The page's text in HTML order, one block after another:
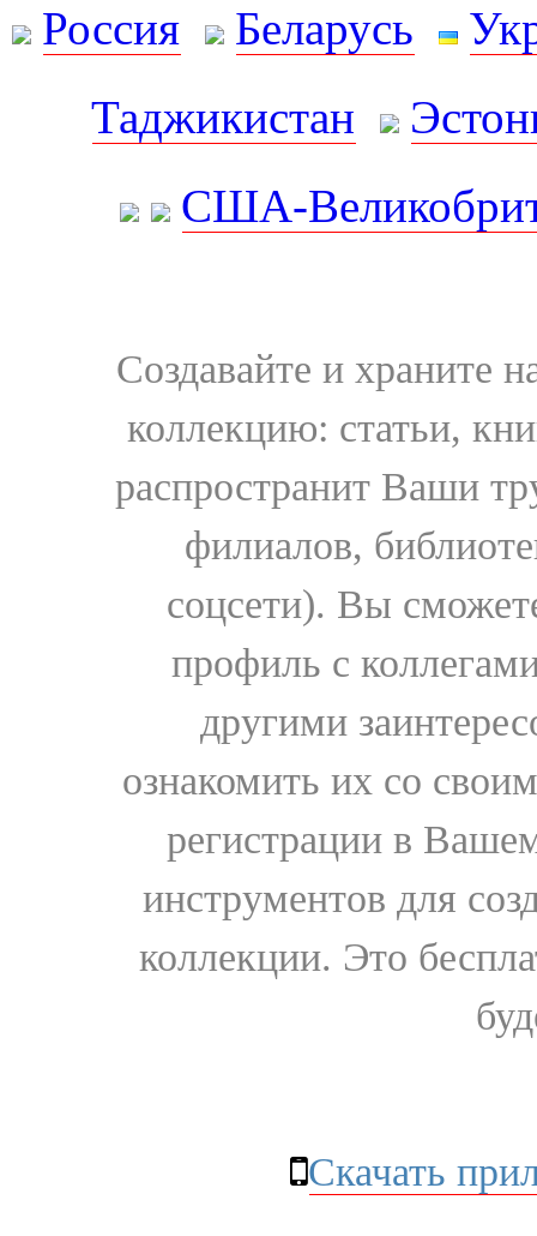
Россия Беларусь
Таджикистан
США-
Создавайте и храните
коллекцию: статьи,
распространит Ваши
филиалов,
соцсети). Вы
профиль с
другими
ознакомить их со
регистрации в
инструментов для
коллекции. Это
Скачать